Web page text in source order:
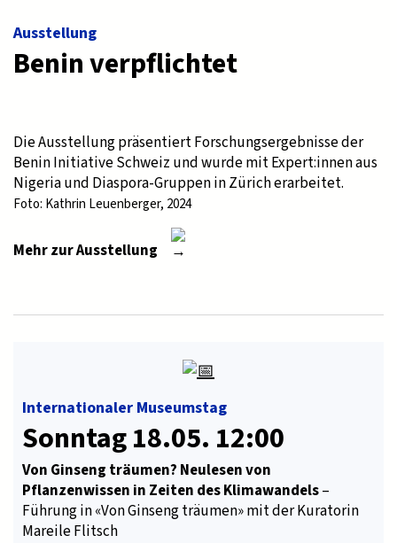
Ausstellung
Benin verpflichtet
Die Ausstellung präsentiert Forschungsergebnisse der
Benin Initiative Schweiz und wurde mit Expert:innen aus
Nigeria und Diaspora-Gruppen in Zürich erarbeitet.
Foto: Kathrin Leuenberger, 2024
Mehr zur Ausstellung
Internationaler Museumstag
Sonntag 18.05. 12:00
Von Ginseng träumen? Neulesen von
Pflanzenwissen in Zeiten des Klimawandels–
Führung in «Von Ginseng träumen» mit der Kuratorin
Mareile Flitsch